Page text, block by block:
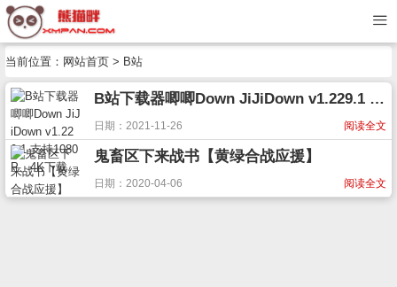
当前位置： 网站首页 > B站
B站下载器唧唧Down JiJiDown v1.229.1 支持1080P、4K下载
阅读全文
日期：2021-11-26
鬼畜区下来战书【黄绿合战应援】
阅读全文
日期：2020-04-06